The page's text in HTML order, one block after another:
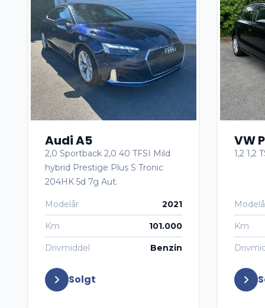
Audi A5
2,0 Sportback 2,0 40 TFSI Mild
hybrid Prestige Plus S Tronic
204HK 5d 7g Aut.
Modelår 2021
Km 101.000
Drivmiddel Benzin
Solgt
VW
1,2 1,2
Km